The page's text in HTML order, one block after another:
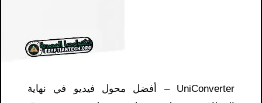
UniConverter – أفضل محول فيديو في نهاية